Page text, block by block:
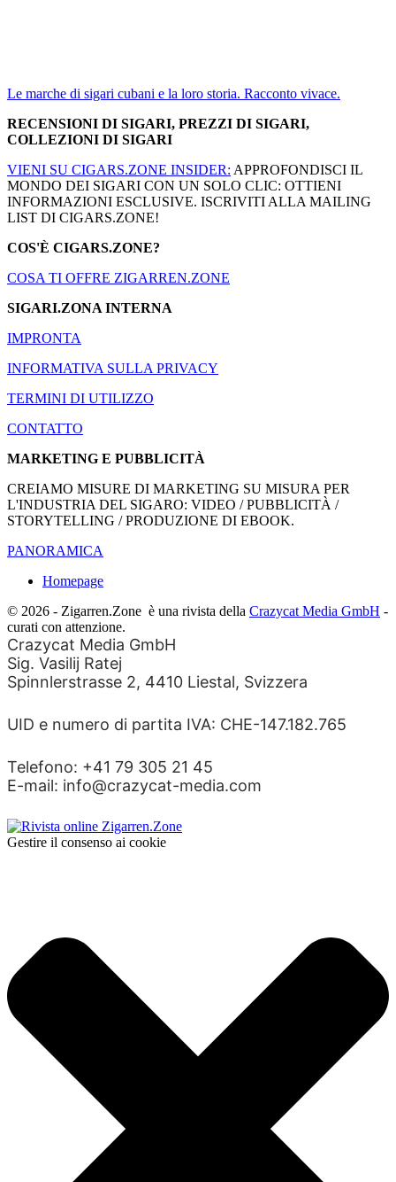
Le marche di sigari cubani e la loro storia. Racconto vivace.
RECENSIONI DI SIGARI, PREZZI DI SIGARI,
COLLEZIONI DI SIGARI
VIENI SU CIGARS.ZONE INSIDER: APPROFONDISCI IL
MONDO DEI SIGARI CON UN SOLO CLIC: OTTIENI
INFORMAZIONI ESCLUSIVE. ISCRIVITI ALLA MAILING
LIST DI CIGARS.ZONE!
COS'È CIGARS.ZONE?
COSA TI OFFRE ZIGARREN.ZONE
SIGARI.ZONA INTERNA
IMPRONTA
INFORMATIVA SULLA PRIVACY
TERMINI DI UTILIZZO
CONTATTO
MARKETING E PUBBLICITÀ
CREIAMO MISURE DI MARKETING SU MISURA PER
L'INDUSTRIA DEL SIGARO: VIDEO / PUBBLICITÀ /
STORYTELLING / PRODUZIONE DI EBOOK.
PANORAMICA
Homepage
© 2026 - Zigarren.Zone è una rivista della Crazycat Media GmbH -
curati con attenzione.
Crazycat Media GmbH
Sig. Vasilij Ratej
Spinnlerstrasse 2, 4410 Liestal, Svizzera
UID e numero di partita IVA: CHE-147.182.765
Telefono: +41 79 305 21 45
E-mail: info@crazycat-media.com
Gestire il consenso ai cookie